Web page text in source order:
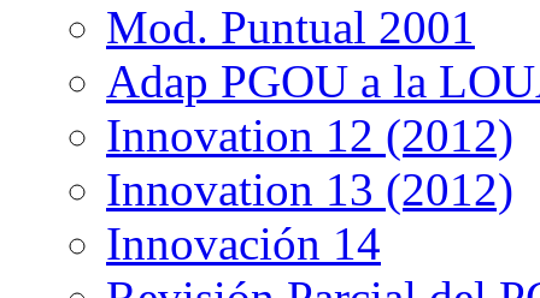
Mod. Puntual 2001
Adap PGOU a la
Innovation 12 (2012)
Innovation 13 (2012)
Innovación 14